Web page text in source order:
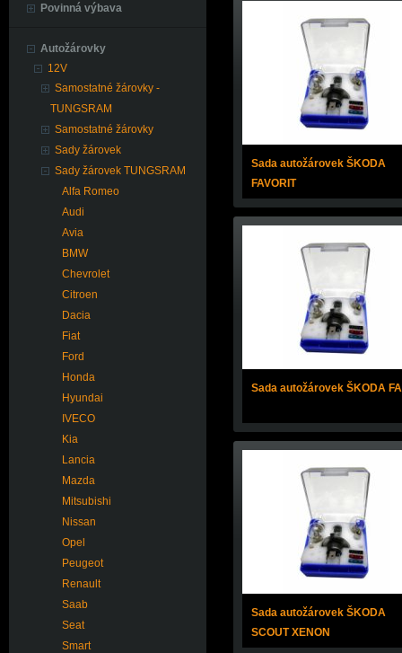
Povinná výbava
Autožárovky
12V
Samostatné žárovky -
TUNGSRAM
Samostatné žárovky
Sady žárovek
Sady žárovek TUNGSRAM
Alfa Romeo
Audi
Avia
BMW
Chevrolet
Citroen
Dacia
Fiat
Ford
Honda
Hyundai
IVECO
Kia
Lancia
Mazda
Mitsubishi
Nissan
Opel
Peugeot
Renault
Saab
Seat
Smart
Sada autožárovek ŠKODA
FAVORIT
Sada autožárovek ŠKODA
Sada autožárovek ŠKODA
SCOUT XENON